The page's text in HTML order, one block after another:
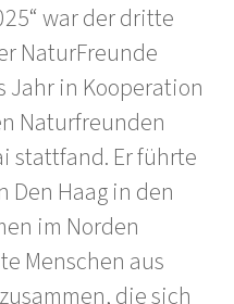
war der dritte
NaturFreunde
Jahr in Kooperation
Naturfreunden
stattfand. Er führte
Den Haag in den
im Norden
Menschen aus
die sich